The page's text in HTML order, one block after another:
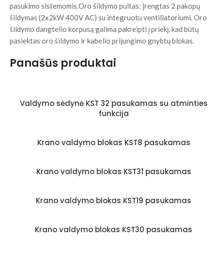
pasukimo sistemomis.Oro šildymo pultas: Įrengtas 2 pakopų
šildymas (2x2kW 400V AC) su integruotu ventiliatoriumi. Oro
šildymo dangtelio korpusą galima pakreipti į priekį, kad būtų
pasiektas oro šildymo ir kabelio prijungimo gnybtų blokas.
Panašūs produktai
Valdymo sėdynė KST 32 pasukamas su atminties
funkcija
Krano valdymo blokas KST8 pasukamas
Krano valdymo blokas KST31 pasukamas
Krano valdymo blokas KST19 pasukamas
Krano valdymo blokas KST30 pasukamas